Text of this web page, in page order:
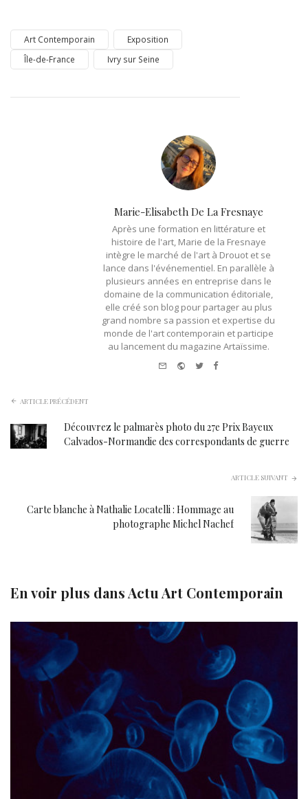
Art Contemporain
Exposition
Île-de-France
Ivry sur Seine
Marie-Elisabeth De La Fresnaye
Après une formation en littérature et
histoire de l'art, Marie de la Fresnaye
intègre le marché de l'art à Drouot et se
lance dans l'événementiel. En parallèle à
plusieurs années en entreprise dans le
domaine de la communication éditoriale,
elle créé son blog pour partager au plus
grand nombre sa passion et expertise du
monde de l'art contemporain et participe
au lancement du magazine Artaïssime.
Website
TwitterFacebook
ARTICLE PRÉCÉDENT
Découvrez le palmarès photo du 27e Prix Bayeux
Calvados-Normandie des correspondants de guerre
ARTICLE SUIVANT
Carte blanche à Nathalie Locatelli : Hommage au
photographe Michel Nachef
En voir plus dansActu Art Contemporain